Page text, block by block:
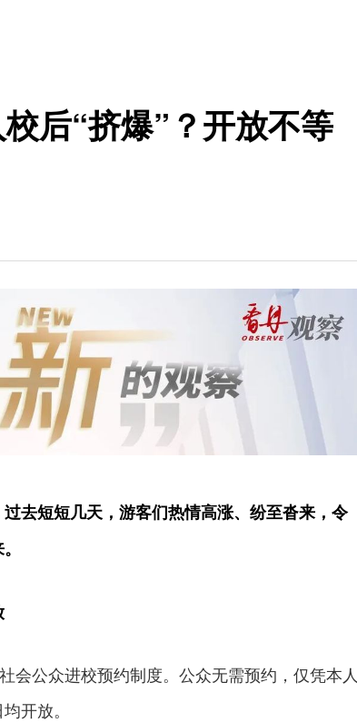
后“挤爆”？开放不等
去短短几天，游客们热情高涨、纷至沓来，令
会公众进校预约制度。公众无需预约，仅凭本人
开放。